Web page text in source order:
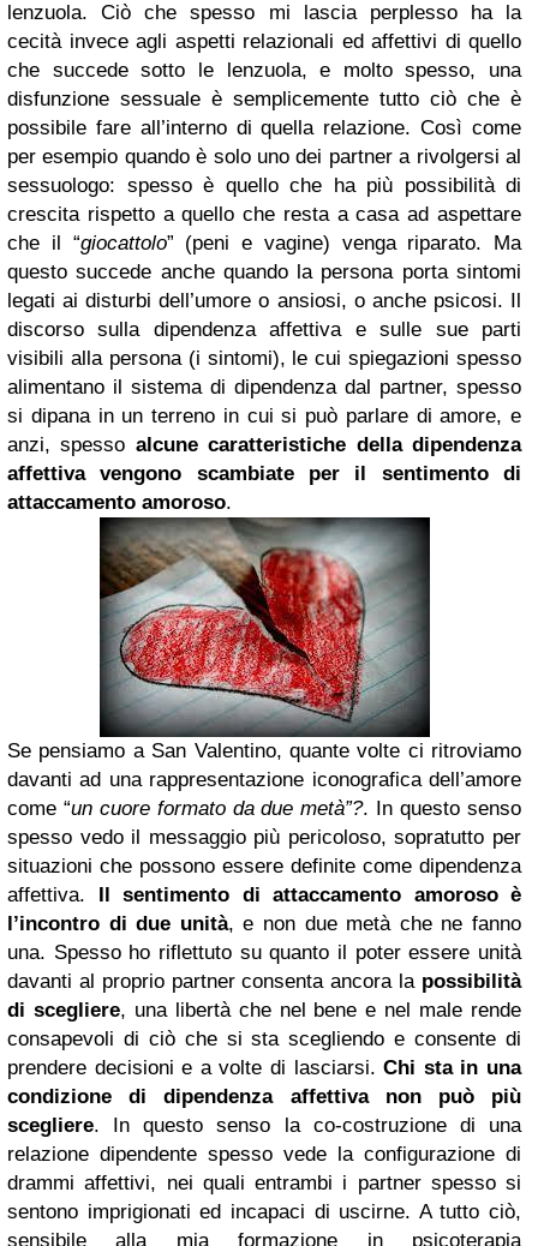
lenzuola. Ciò che spesso mi lascia perplesso ha la
cecità invece agli aspetti relazionali ed affettivi di quello
che succede sotto le lenzuola, e molto spesso, una
disfunzione sessuale è semplicemente tutto ciò che è
possibile fare all’interno di quella relazione. Così come
per esempio quando è solo uno dei partner a rivolgersi al
sessuologo: spesso è quello che ha più possibilità di
crescita rispetto a quello che resta a casa ad aspettare
che il “giocattolo” (peni e vagine) venga riparato. Ma
questo succede anche quando la persona porta sintomi
legati ai disturbi dell’umore o ansiosi, o anche psicosi. Il
discorso sulla dipendenza affettiva e sulle sue parti
visibili alla persona (i sintomi), le cui spiegazioni spesso
alimentano il sistema di dipendenza dal partner, spesso
si dipana in un terreno in cui si può parlare di amore, e
anzi, spesso alcune caratteristiche della dipendenza
affettiva vengono scambiate per il sentimento di
attaccamento amoroso.
Se pensiamo a San Valentino, quante volte ci ritroviamo
davanti ad una rappresentazione iconografica dell’amore
come “un cuore formato da due metà”?. In questo senso
spesso vedo il messaggio più pericoloso, sopratutto per
situazioni che possono essere definite come dipendenza
affettiva. Il sentimento di attaccamento amoroso è
l’incontro di due unità, e non due metà che ne fanno
una. Spesso ho riflettuto su quanto il poter essere unità
davanti al proprio partner consenta ancora lapossibilità
di scegliere, una libertà che nel bene e nel male rende
consapevoli di ciò che si sta scegliendo e consente di
prendere decisioni e a volte di lasciarsi.Chi sta in una
condizione di dipendenza affettiva non può più
scegliere. In questo senso la co-costruzione di una
relazione dipendente spesso vede la configurazione di
drammi affettivi, nei quali entrambi i partner spesso si
sentono imprigionati ed incapaci di uscirne. A tutto ciò,
sensibile alla mia formazione in psicoterapia